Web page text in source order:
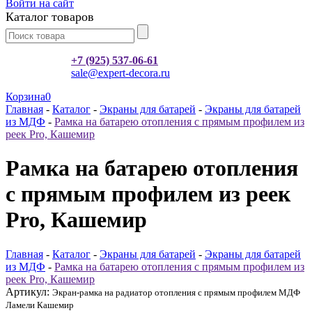
Войти на сайт
Каталог товаров
+7 (925) 537-06-61
sale@expert-decora.ru
Корзина0
Главная - Каталог - Экраны для батарей - Экраны для батарей
из МДФ - Рамка на батарею отопления с прямым профилем из
реек Pro, Кашемир
Рамка на батарею отопления
с прямым профилем из реек
Pro, Кашемир
Главная - Каталог - Экраны для батарей - Экраны для батарей
из МДФ - Рамка на батарею отопления с прямым профилем из
реек Pro, Кашемир
Артикул: Экран-рамка на радиатор отопления с прямым профилем МДФ
Ламели Кашемир